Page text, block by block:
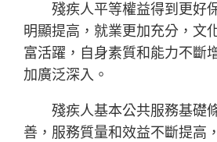
殘疾人平等權益得到更好
明顯提高，就業更加充分，文
富活躍，自身素質和能力不斷
加廣泛深入。
殘疾人基本公共服務基礎
善，服務質量和效益不斷提高